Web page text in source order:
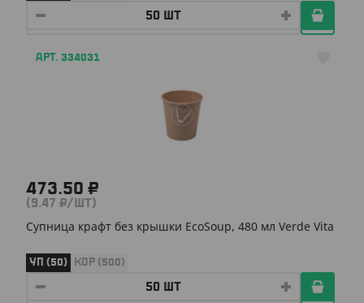
АРТ. 334031
473.50 ₽
(9.47 ₽/ШТ)
Супница крафт без крышки EcoSoup, 480 мл Verde Vita
УП (50) КОР (500)